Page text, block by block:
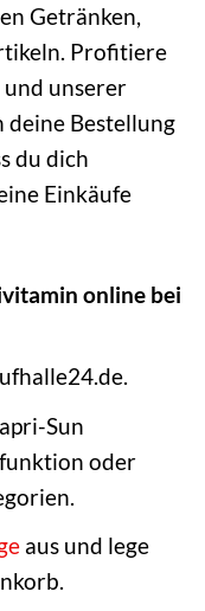
Getränken,
Profitiere
unserer
Bestellung
du dich
Einkäufe
online bei
Sun
oder
aus und lege